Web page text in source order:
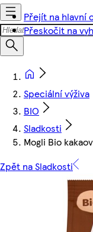
Přejít na hlavní
Přeskočit na
Speciální výživa
BIO
Sladkosti
Mogli Bio
Zpět na Sladkosti